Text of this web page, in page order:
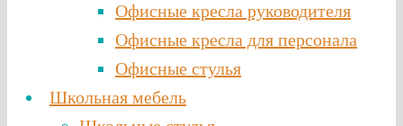
Офисные кресла руководителя
Офисные кресла для персонала
Офисные стулья
Школьная мебель